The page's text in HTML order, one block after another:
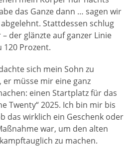
das Ganze dann … sagen wir
Stattdessen schlug
der glänzte auf ganzer Linie
120 Prozent.
sich mein Sohn zu
müsse mir eine ganz
einen Startplatz für das
Twenty“ 2025. Ich bin mir bis
das wirklich ein Geschenk oder
war, um den alten
zu machen.